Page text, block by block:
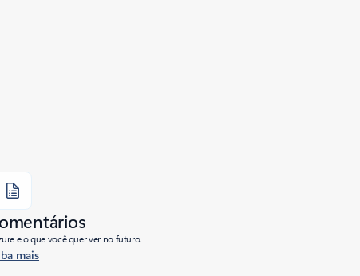
e o que você quer ver no futuro.
mais